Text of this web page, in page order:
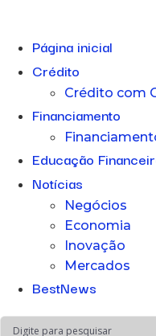
Página inicial
Crédito
Crédito com
Financiamento
Educação
Notícias
Negócios
Economia
Inovação
Mercados
BestNews